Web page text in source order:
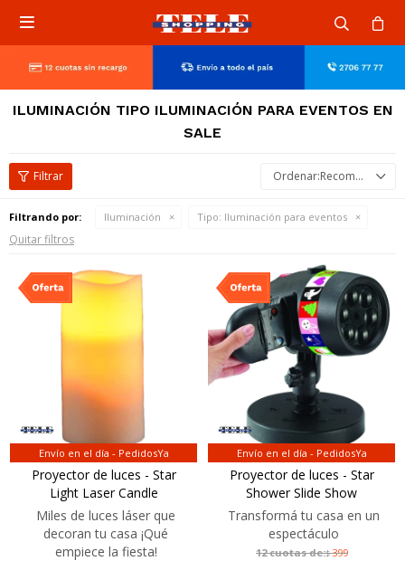

ILUMINACIÓN TIPO ILUMINACIÓN PARA EVENTOS EN
SALE
Recomendados
Filtrando por: Iluminación Tipo: Iluminación para eventos
Quitar filtros
Envío en el día - PedidosYa
Proyector de luces - Star
Light Laser Candle
Miles de luces láser que
decoran tu casa ¡Qué
empiece la fiesta!
Envío en el día - PedidosYa
Proyector de luces - Star
Shower Slide Show
Transformá tu casa en un
espectáculo
12 cuotas de:$399